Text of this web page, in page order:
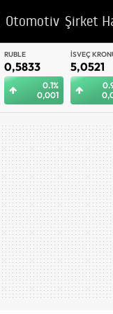
Otomotiv Şirket
İSVEÇ KRONU
5,0521
0.97%
0,049
BAE DIRHEMI
12,9944